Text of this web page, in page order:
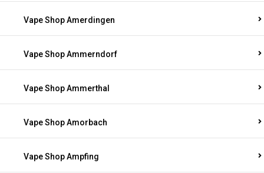
Vape Shop Amerdingen
Vape Shop Ammerndorf
Vape Shop Ammerthal
Vape Shop Amorbach
Vape Shop Ampfing